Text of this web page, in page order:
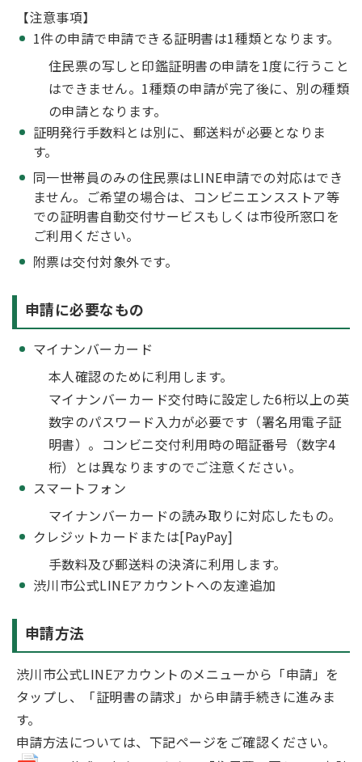
【注意事項】
1件の申請で申請できる証明書は1種類となります。
住民票の写しと印鑑証明書の申請を1度に行うこと
はできません。1種類の申請が完了後に、別の種類
の申請となります。
証明発行手数料とは別に、郵送料が必要となりま
す。
同一世帯員のみの住民票はLINE申請での対応はでき
ません。ご希望の場合は、コンビニエンスストア等
での証明書自動交付サービスもしくは市役所窓口を
ご利用ください。
附票は交付対象外です。
申請に必要なもの
マイナンバーカード
本人確認のために利用します。
マイナンバーカード交付時に設定した6桁以上の英
数字のパスワード入力が必要です（署名用電子証
明書）。コンビニ交付利用時の暗証番号（数字4
桁）とは異なりますのでご注意ください。
スマートフォン
マイナンバーカードの読み取りに対応したもの。
クレジットカードまたは[PayPay]
手数料及び郵送料の決済に利用します。
渋川市公式LINEアカウントへの友達追加
申請方法
渋川市公式LINEアカウントのメニューから「申請」を
タップし、「証明書の請求」から申請手続きに進みま
す。
申請方法については、下記ページをご確認ください。